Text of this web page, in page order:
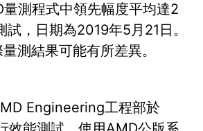
測程式中領先幅度平均達2
，日期為2019年5月21日。
測結果可能有所差異。
Engineering工程部於